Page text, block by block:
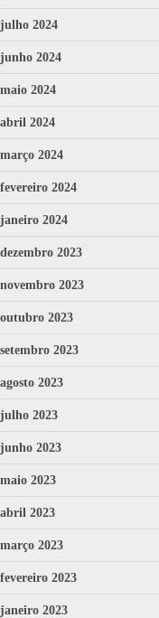
julho 2024
junho 2024
maio 2024
abril 2024
março 2024
fevereiro 2024
janeiro 2024
dezembro 2023
novembro 2023
outubro 2023
setembro 2023
agosto 2023
julho 2023
junho 2023
maio 2023
abril 2023
março 2023
fevereiro 2023
janeiro 2023